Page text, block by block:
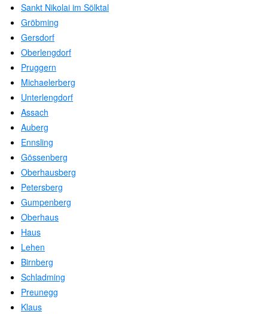
Sankt Nikolai im Sölktal
Gröbming
Gersdorf
Oberlengdorf
Pruggern
Michaelerberg
Unterlengdorf
Assach
Auberg
Ennsling
Gössenberg
Oberhausberg
Petersberg
Gumpenberg
Oberhaus
Haus
Lehen
Birnberg
Schladming
Preunegg
Klaus